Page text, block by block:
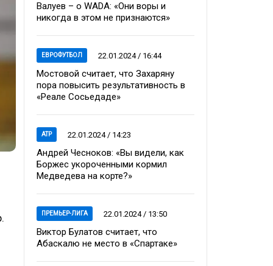
Валуев – о WADA: «Они воры и
никогда в этом не признаются»
ЕВРОФУТБОЛ 22.01.2024 / 16:44
Мостовой считает, что Захаряну
пора повысить результативность в
«Реале Сосьедаде»
ATP 22.01.2024 / 14:23
Андрей Чесноков: «Вы видели, как
Боржес укороченными кормил
Медведева на корте?»
ПРЕМЬЕР-ЛИГА 22.01.2024 / 13:50
Виктор Булатов считает, что
Абаскалю не место в «Спартаке»